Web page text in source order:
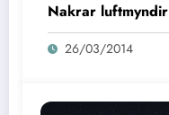
Nakrar luftmyndir
26/03/2014